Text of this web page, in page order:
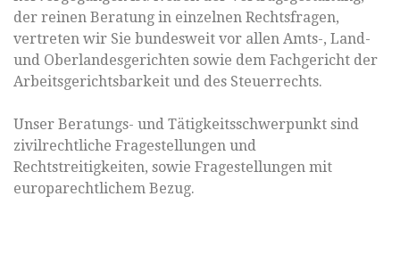
der reinen Beratung in einzelnen Rechtsfragen,
vertreten wir Sie bundesweit vor allen Amts-, Land-
und Oberlandesgerichten sowie dem Fachgericht der
Arbeitsgerichtsbarkeit und des Steuerrechts.
Unser Beratungs- und Tätigkeitsschwerpunkt sind
zivilrechtliche Fragestellungen und
Rechtstreitigkeiten, sowie Fragestellungen mit
europarechtlichem Bezug.